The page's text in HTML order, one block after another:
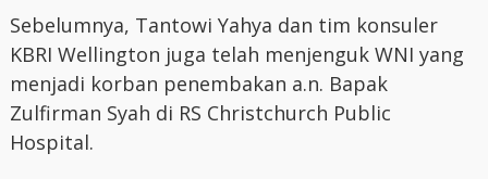
Sebelumnya, Tantowi Yahya dan tim konsuler
KBRI Wellington juga telah menjenguk WNI yang
menjadi korban penembakan a.n. Bapak
Zulfirman Syah di RS Christchurch Public
Hospital.